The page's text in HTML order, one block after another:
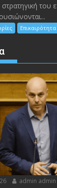
του
Επικαιρότητα
admin admin